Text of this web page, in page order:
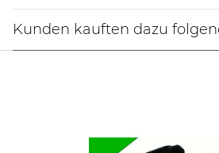
Kunden kauften dazu